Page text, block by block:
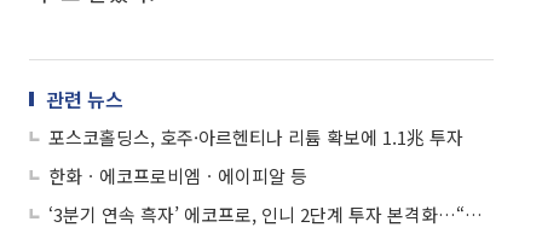
관련 뉴스
포스코홀딩스, 호주·아르헨티나 리튬 확보에 1.1兆 투자
한화ㆍ에코프로비엠ㆍ에이피알 등
‘3분기 연속 흑자’ 에코프로, 인니 2단계 투자 본격화…“연평균 이익 3천억↑”